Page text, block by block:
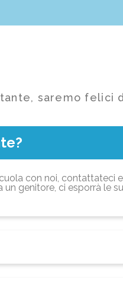
saremo felici
con noi, contattateci
genitore, ci esporrà le